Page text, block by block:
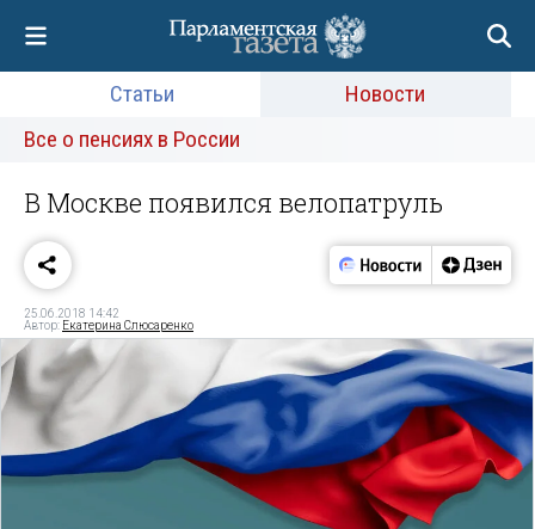
Статьи
Новости
Все о пенсиях в России
В Москве появился велопатруль
25.06.2018 14:42
Автор: Екатерина Слюсаренко